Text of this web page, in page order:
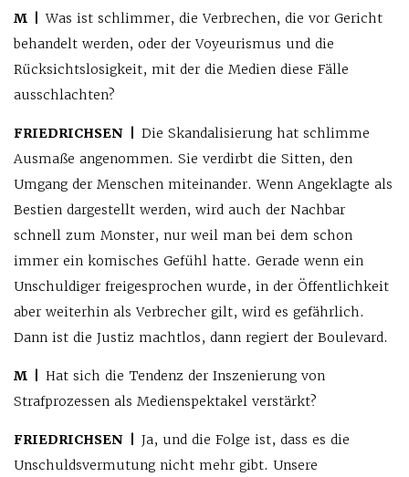
M |
Was ist schlimmer, die Verbrechen, die vor Gericht
behandelt werden, oder der Voyeurismus und die
Rücksichtslosigkeit, mit der die Medien diese Fälle
ausschlachten?
FRIEDRICHSEN |
Die Skandalisierung hat schlimme
Ausmaße angenommen. Sie verdirbt die Sitten, den
Umgang der Menschen miteinander. Wenn Angeklagte als
Bestien dargestellt werden, wird auch der Nachbar
schnell zum Monster, nur weil man bei dem schon
immer ein komisches Gefühl hatte. Gerade wenn ein
Unschuldiger freigesprochen wurde, in der Öffentlichkeit
aber weiterhin als Verbrecher gilt, wird es gefährlich.
Dann ist die Justiz machtlos, dann regiert der Boulevard.
M |
Hat sich die Tendenz der Inszenierung von
Strafprozessen als Medienspektakel verstärkt?
FRIEDRICHSEN |
Ja, und die Folge ist, dass es die
Unschuldsvermutung nicht mehr gibt. Unsere